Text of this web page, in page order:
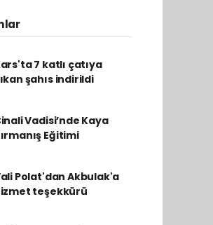
7 katlı çatıya
şahıs indirildi
Vadisi’nde Kaya
Eğitimi
Polat'dan Akbulak'a
teşekkürü